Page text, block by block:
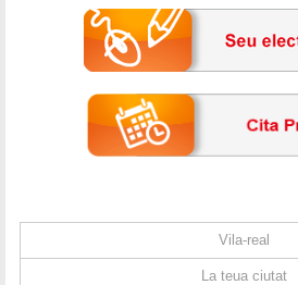
Vila-real
La teua ciutat